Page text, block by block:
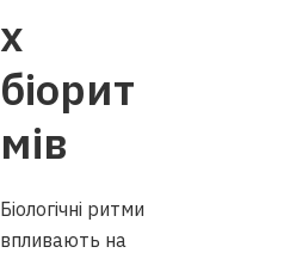
х
біорит
мів
Біологічні ритми
впливають на